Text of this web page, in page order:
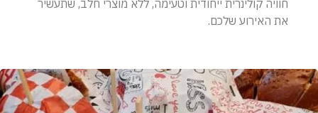
חוויה קולינרית ייחודית וטעימה, ללא מוצרי חלב, שתעשיר
את האירוע שלכם.